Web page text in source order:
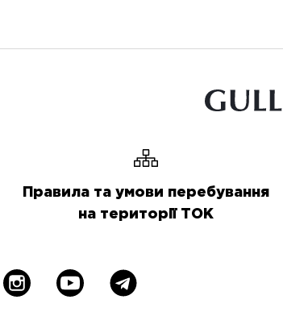
Правила та умови перебування
на території ТОК